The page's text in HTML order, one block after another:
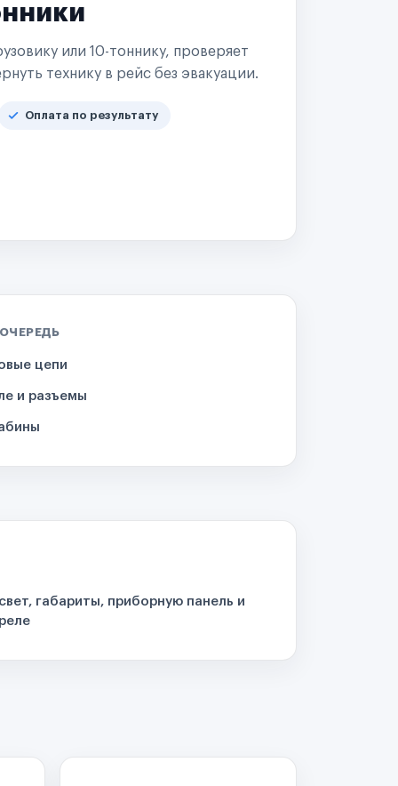
или 10-тоннику, проверяет
технику в рейс без эвакуации.
Оплата по результату
цепи
и разъемы
габариты, приборную панель и